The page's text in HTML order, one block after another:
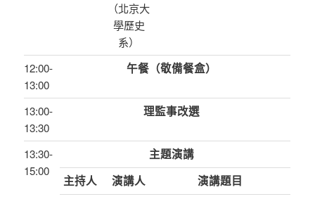
（北京大
學歷史
系）
12:00-
13:00
午餐（敬備餐盒）
13:00-
13:30
理監事改選
13:30-
15:00
主題演講
主持人
演講人 演講題目